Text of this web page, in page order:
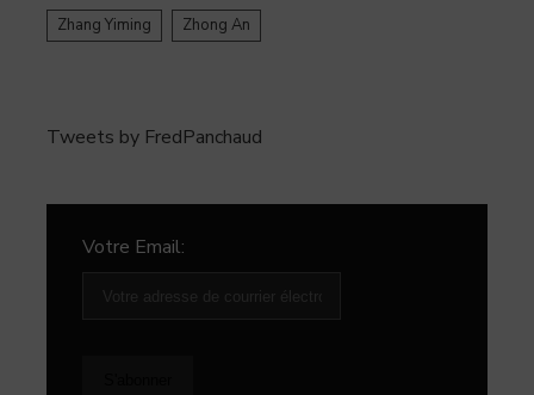
Zhang Yiming
Zhong An
Tweets by FredPanchaud
Votre Email: